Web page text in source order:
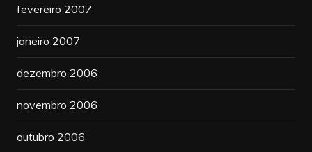
fevereiro 2007
janeiro 2007
dezembro 2006
novembro 2006
outubro 2006